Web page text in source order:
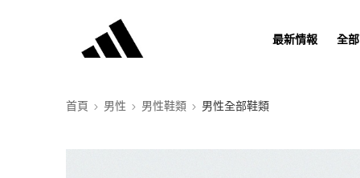
最新情報 全
首頁 男性 男性鞋類 男性全部鞋類